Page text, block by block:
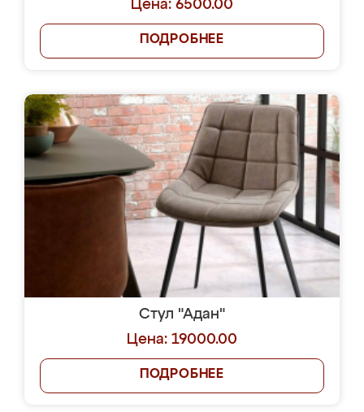
Цена: 6500.00
ПОДРОБНЕЕ
Стул "Адан"
Цена: 19000.00
ПОДРОБНЕЕ